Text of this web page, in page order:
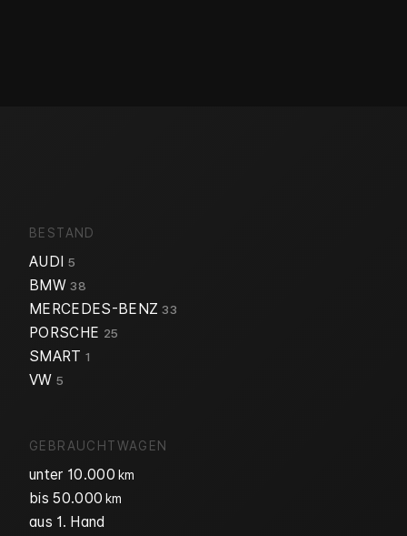
BESTAND
AUDI 5
BMW38
MERCEDES-BENZ33
PORSCHE 25
SMART 1
VW 5
GEBRAUCHTWAGEN
unter 10.000 km
bis 50.000 km
aus 1. Hand